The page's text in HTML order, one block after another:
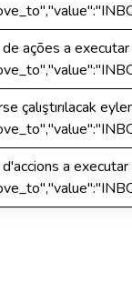
ações a
çalıştırılacak
a